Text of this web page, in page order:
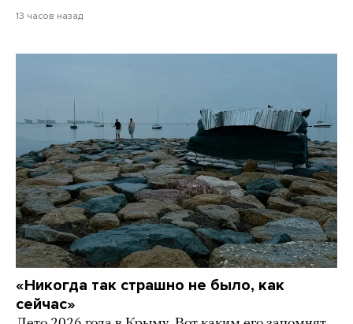
13 часов назад
«Никогда так страшно не было, как
сейчас»